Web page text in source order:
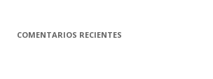
COMENTARIOS RECIENTES